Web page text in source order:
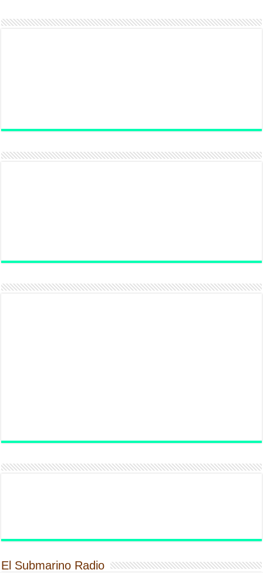
El Submarino Radio